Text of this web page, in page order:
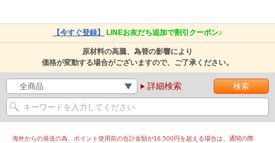
【今すぐ登録】 LINEお友だち追加で割引クーポン♪
原材料の高騰、為替の影響により
価格が変動する場合がございますので、ご了承ください。
詳細検索
海外からの発送の為、ポイント使用前の合計金額が16,500円を超える場合は、通関の際